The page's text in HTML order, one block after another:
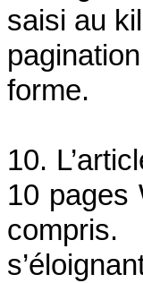
saisi au
forme.
10.
10 pages
compris.